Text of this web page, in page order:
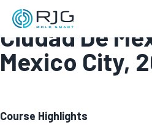
Systematic
Ciudad De
Mexico City,
Course Highlights